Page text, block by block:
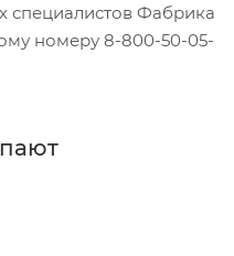
специалистов Фабрика
номеру 8-800-50-05-